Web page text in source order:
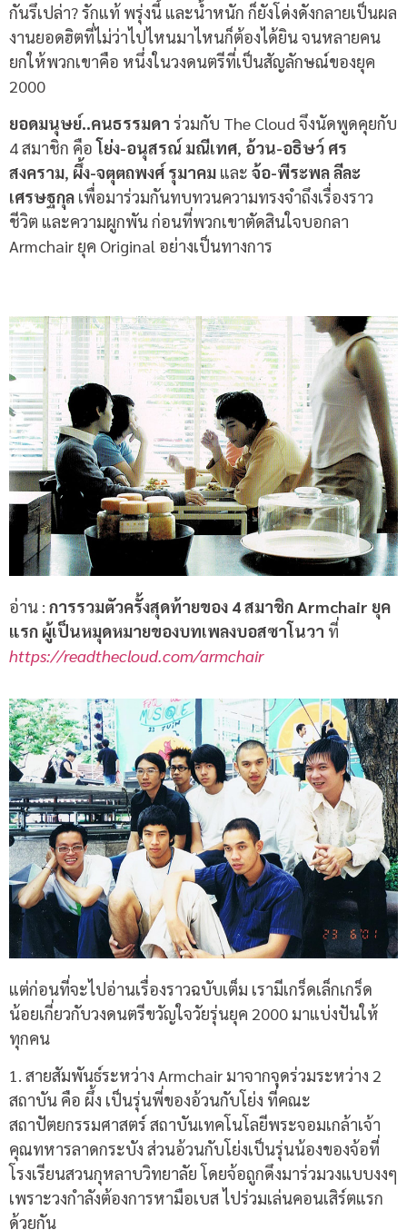
กันรึเปล่า? รักแท้ พรุ่งนี้ และน้ำหนัก ก็ยังโด่งดังกลายเป็นผล
งานยอดฮิตที่ไม่ว่าไปไหนมาไหนก็ต้องได้ยิน จนหลายคน
ยกให้พวกเขาคือ หนึ่งในวงดนตรีที่เป็นสัญลักษณ์ของยุค
2000
ยอดมนุษย์..คนธรรมดา ร่วมกับ The Cloud จึงนัดพูดคุยกับ
4 สมาชิก คือโย่ง-อนุสรณ์ มณีเทศ, อ้วน-อธิษว์ ศร
สงคราม, ผึ้ง-จตุตถพงศ์ รุมาคม และ จ้อ-พีระพล ลีละ
เศรษฐกุล เพื่อมาร่วมกันทบทวนความทรงจำถึงเรื่องราว
ชีวิต และความผูกพัน ก่อนที่พวกเขาตัดสินใจบอกลา
Armchair ยุค Original อย่างเป็นทางการ
อ่าน : การรวมตัวครั้งสุดท้ายของ 4 สมาชิก Armchair ยุค
แรก ผู้เป็นหมุดหมายของบทเพลงบอสซาโนวา ที่
https://readthecloud.com/armchair
แต่ก่อนที่จะไปอ่านเรื่องราวฉบับเต็ม เรามีเกร็ดเล็กเกร็ด
น้อยเกี่ยวกับวงดนตรีขวัญใจวัยรุ่นยุค 2000 มาแบ่งปันให้
ทุกคน
1. สายสัมพันธ์ระหว่าง Armchair มาจากจุดร่วมระหว่าง 2
สถาบัน คือ ผึ้ง เป็นรุ่นพี่ของอ้วนกับโย่ง ที่คณะ
สถาปัตยกรรมศาสตร์ สถาบันเทคโนโลยีพระจอมเกล้าเจ้า
คุณทหารลาดกระบัง ส่วนอ้วนกับโย่งเป็นรุ่นน้องของจ้อที่
โรงเรียนสวนกุหลาบวิทยาลัย โดยจ้อถูกดึงมาร่วมวงแบบงงๆ
เพราะวงกำลังต้องการหามือเบส ไปร่วมเล่นคอนเสิร์ตแรก
ด้วยกัน